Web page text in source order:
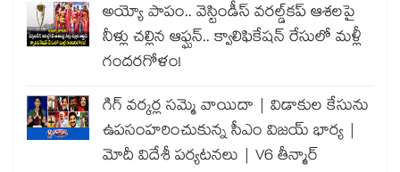
అయ్యో పాపం.. వెస్టిండీస్ వరల్డ్‌కప్ ఆశలపై
నీళ్లు చల్లిన ఆఫ్ఘన్.. క్వాలిఫికేషన్ రేసులో మళ్లీ
గందరగోళం!
గిగ్ వర్కర్ల సమ్మె వాయిదా | విడాకుల కేసును
ఉపసంహరించుకున్న సీఎం విజయ్ భార్య |
మోదీ విదేశీ పర్యటనలు | V6 తీన్మార్